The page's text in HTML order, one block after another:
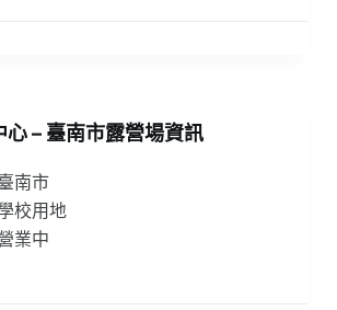
心 – 臺南市露營場資訊
南市
校用地
業中